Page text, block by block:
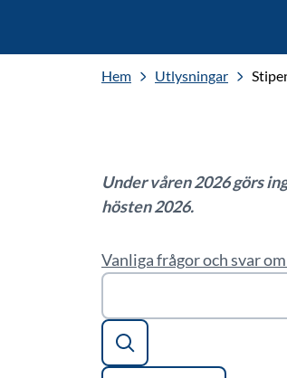
Hem Utlysningar
Under våren 2026 görs
hösten 2026.
Vanliga frågor och svar
Sök